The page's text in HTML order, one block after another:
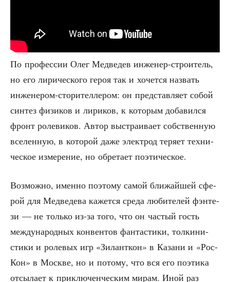
По про­фес­сии Олег Мед­ве­дев инже­нер-стро­и­тель,
но его лири­че­ско­го героя так и хочет­ся назвать
инже­не­ром-сто­ри­тел­ле­ром: он пред­став­ля­ет собой
син­тез физи­ков и лири­ков, к кото­рым доба­вил­ся
фронт роле­ви­ков. Автор выстра­и­ва­ет соб­ствен­ную
все­лен­ную, в кото­рой даже элек­трод теря­ет тех­ни­
че­ское изме­ре­ние, но обре­та­ет поэтическое.
Воз­мож­но, имен­но поэто­му самой бли­жай­шей сфе­
рой для Мед­ве­де­ва кажет­ся сре­да люби­те­лей фэн­те­
зи — не толь­ко из-за того, что он частый гость
меж­ду­на­род­ных кон­вен­тов фан­та­сти­ки, тол­ки­ни­
сти­ки и роле­вых игр «Зилант­кон» в Каза­ни и «Рос­
Кон» в Москве, но и пото­му, что вся его поэ­ти­ка
отсы­ла­ет к при­клю­чен­че­ским мирам. Иной раз